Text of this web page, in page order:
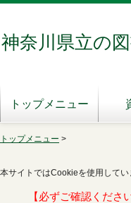
神奈川県立の
トップメニュー
トップメニュー >
本サイトではCookieを使用して
【必ずご確認くださ